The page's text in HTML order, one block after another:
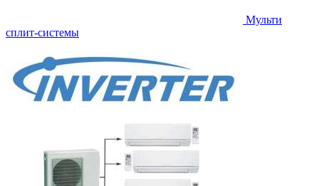
Мульти
сплит-системы